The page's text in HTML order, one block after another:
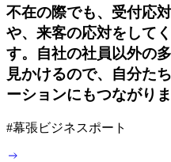
不在の際でも、受付応
や、来客の応対をして
す。自社の社員以外の
見かけるので、自分た
ーションにもつながりま
#幕張ビジネスポート